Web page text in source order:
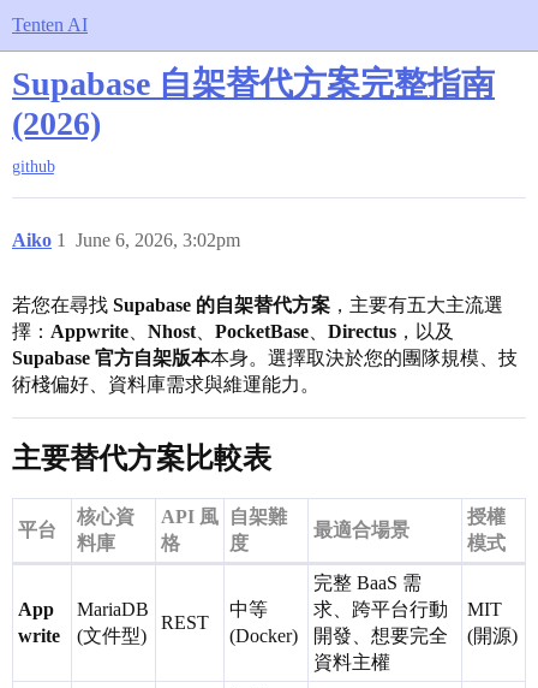
Tenten AI
Supabase 自架替代方案完整指南
(2026)
github
Aiko June 6, 2026, 3:02pm
1
若您在尋找 Supabase 的自架替代方案 ，主要有五大主流選
擇： Appwrite Nhost PocketBase Directus ，以及
Supabase 官方自架版本本身。選擇取決於您的團隊規模、技
術棧偏好、資料庫需求與維運能力。
主要替代方案比較表
平台
核心資
料庫
API 風
格
自架難
度
最適合場景
授權
模式
App
write
MariaDB
(文件型)
REST
中等
(Docker)
完整 BaaS 需
求、跨平台行動
開發、想要完全
資料主權
MIT
(開源)